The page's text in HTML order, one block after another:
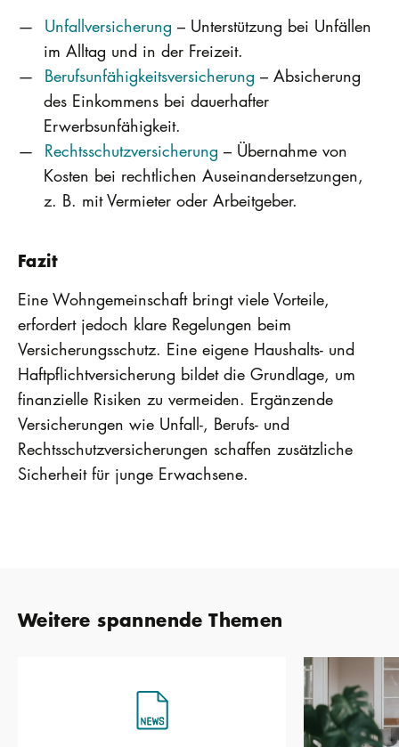
Unfallversicherung – Unterstützung bei Unfällen
im Alltag und in der Freizeit.
Berufsunfähigkeitsversicherung – Absicherung
des Einkommens bei dauerhafter
Erwerbsunfähigkeit.
Rechtsschutzversicherung – Übernahme von
Kosten bei rechtlichen Auseinandersetzungen,
z. B. mit Vermieter oder Arbeitgeber.
Fazit
Eine Wohngemeinschaft bringt viele Vorteile,
erfordert jedoch klare Regelungen beim
Versicherungsschutz. Eine eigene Haushalts- und
Haftpflichtversicherung bildet die Grundlage, um
finanzielle Risiken zu vermeiden. Ergänzende
Versicherungen wie Unfall-, Berufs- und
Rechtsschutzversicherungen schaffen zusätzliche
Sicherheit für junge Erwachsene.
Weitere spannende Themen